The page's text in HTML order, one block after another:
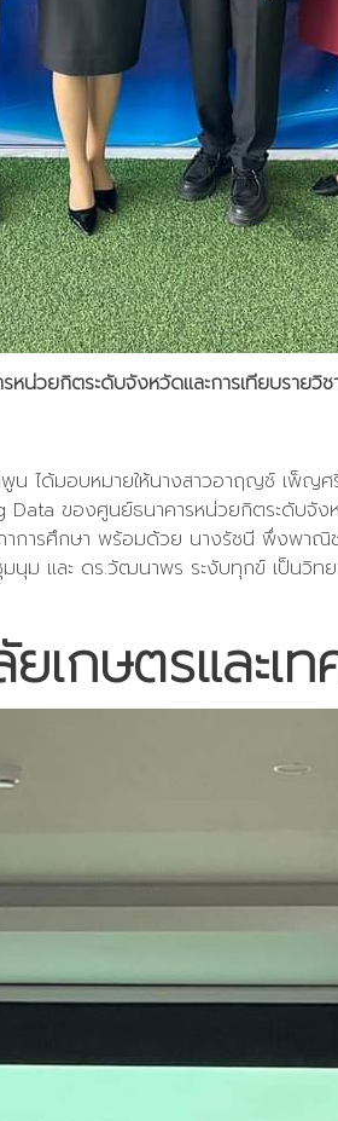
น่วยกิตระดับจังหวัดและการเทียบรายวิ
น ได้มอบหมายให้นางสาวอาฤญช์ เพ็ญ
ของศูนย์ธนาคารหน่วยกิตระดับจัง
การศึกษา พร้อมด้วย นางรัชนี พึ่งพาณิ
นุม และ ดร.วัฒนาพร ระงับทุกข์ เป็นวิ
เกษตรและเ